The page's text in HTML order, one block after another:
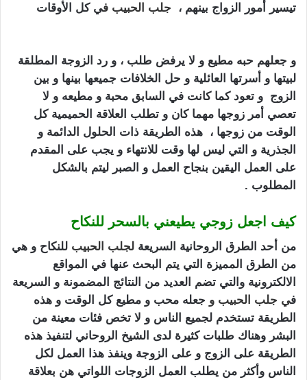
تيسير أمور الزواج بينهم ، جلب الحبيب في كل الأوقات
و جعلهم حبه مطيع و لا يرفض طلب ، و رد الزوجة المطلقة
لبيتها و أسرتها العائلية و حل الخلافات جميعها بينها و بين
الزوج و تعود كما كانت في السابق محبة و مطيعه و لا
تعصي أمر زوجها مهما كان و تطلب العلاقة الحميمية كل
الوقت من زوجها ، هذه الطريقة ذات الحلول الدائمة و
الجذرية و التي ليس لها وقت للانتهاء و يجب على المقدم
على العمل اليقين بنجاح العمل و الصبر ليتم بالشكل
المطلوب .
كيف اجعل زوجي يطيعني بالسحر للنكاح
من أحد الطرق الروحانية السريعة لجلب الحبيب للنكاح و هي
من الطرق المميزة التي يتم البحث عنها في المواقع
الالكترونية والتي تضم العديد من النتائج المضمونة و السريعة
في جلب الحبيب و جعله محب و مطيع كل الوقت و هذه
الطريقة تستخدم لجميع الناس و لا تخص فئات معينة من
البشر وهناك طلبات كثيرة لدى الشيخ الروحاني لتنفيذ هذه
الطريقة على الزوج و على الزوجة وينفذ هذا العمل لكل
الناس وأكثر من يطلب العمل الزوجات اللواتي هن بعلاقة